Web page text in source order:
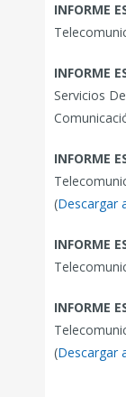
INFORME
INFORME
Servicios
INFORME
(Descargar
INFORME
INFORME
(Descargar